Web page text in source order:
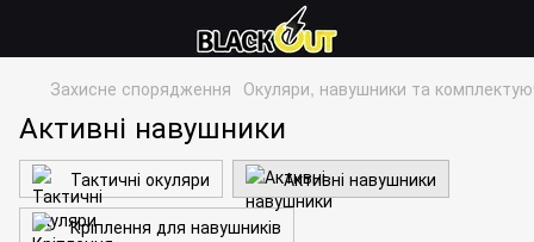
Захисне спорядження Окуляри, навушники та
Активні навушники
Тактичні окуляри
Активні навушники
Кріплення для навушників